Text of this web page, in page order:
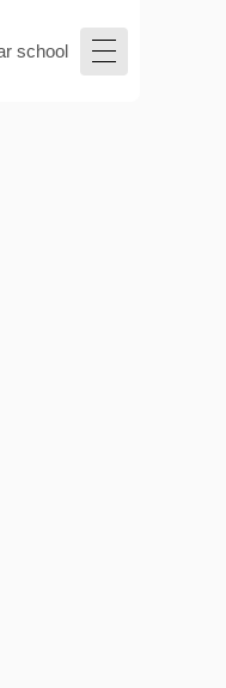
school